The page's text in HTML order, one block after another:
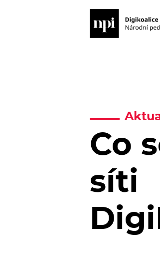
Co
síti